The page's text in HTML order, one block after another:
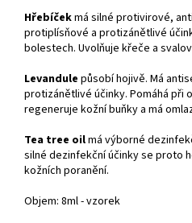
Hřebíčekmá silné protivirové,
protiplísňové a protizánětlivé
bolestech. Uvolňuje křeče a
Levandule působí hojivě. Má
protizánětlivé účinky. Pomáhá při
regeneruje kožní buňky a má
Tea tree oilmá výborné
silné dezinfekční účinky se proto
kožních poranění.
Objem: 8ml - vzorek